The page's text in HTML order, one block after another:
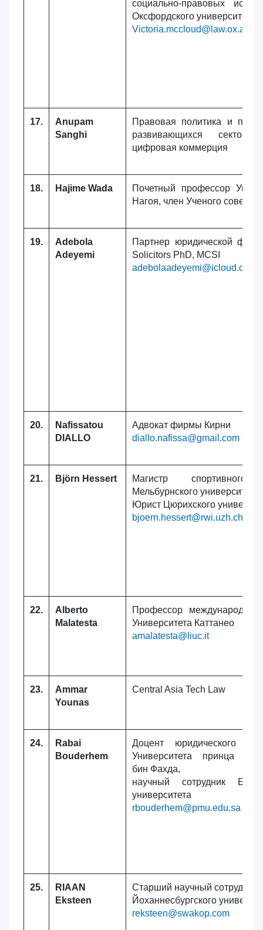
социально-правовых
Оксфордского университета
Victoria.mccloud@law.ox.ac.uk
17.
Anupam
Sanghi
Правовая политика и
развивающихся
цифровая коммерция
18. Hajime Wada
Почетный профессор
Нагоя, член Ученого совета
19.
Adebola
Adeyemi
Партнер юридической
Solicitors PhD, MCSI
adebolaadeyemi@icloud.com
20.
Nafissatou
DIALLO
Адвокат фирмы Кирни
diallo.nafissa@gmail.com
21. Björn Hessert
Магистр спортивного
Мельбурнского университета,
Юрист Цюрихского
bjoern.hessert@rwi.uzh.ch
22.
Alberto
Malatesta
Профессор
Университета Каттанео
amalatesta@liuc.it
23.
Ammar
Younas
Central Asia Tech Law
24.
Rabai
Bouderhem
Доцент юридического
Университета принца
бин Фахда,
научный сотрудник
университета
rbouderhem@pmu.edu.sa
25.
RIAAN
Eksteen
Старший научный сотрудник
Йоханнесбургского
reksteen@swakop.com